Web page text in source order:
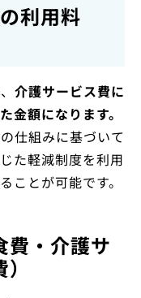
利用料
介護サービス費に
金額になります。
仕組みに基づいて
た軽減制度を利用
ことが可能です。
費・介護サ